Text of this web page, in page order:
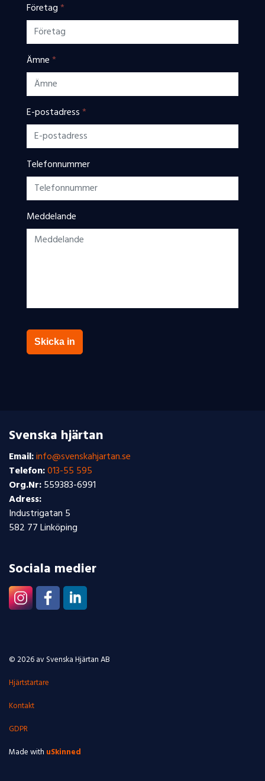
Företag*
Ämne*
E-postadress*
Telefonnummer
Meddelande
Skicka in
Svenska hjärtan
Email:info@svenskahjartan.se
Telefon:013-55 595
Org.Nr:559383-6991
Adress:
Industrigatan 5
582 77 Linköping
Sociala medier
© 2026 av Svenska Hjärtan AB
Hjärtstartare
Kontakt
GDPR
Made with uSkinned